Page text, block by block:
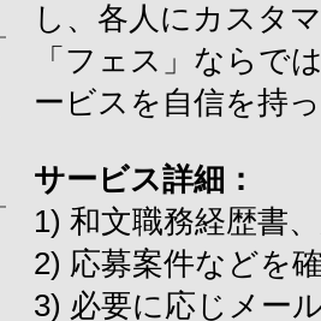
し、各人にカスタ
「フェス」ならで
ービスを自信を持
サービス詳細：
1) 和文職務経歴書
2) 応募案件などを
3) 必要に応じメー